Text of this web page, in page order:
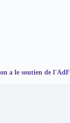
a le soutien de l'AdF